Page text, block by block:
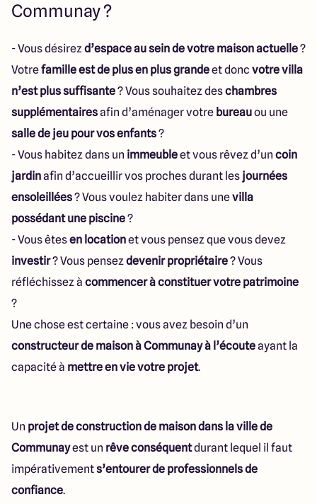
Communay ?
- Vous désirezd’espace au sein de votre maison actuelle?
Votrefamille est de plus en plus grandeet donc votre villa
n’est plus suffisante? Vous souhaitez deschambres
supplémentairesafin d’aménager votre bureauou une
salle de jeu pour vos enfants?
- Vous habitez dans un immeubleet vous rêvez d’un coin
jardinafin d’accueillir vos proches durant les journées
ensoleillées? Vous voulez habiter dans unevilla
possédant une piscine?
- Vous êtesen locationet vous pensez que vous devez
investir? Vous pensezdevenir propriétaire? Vous
réfléchissez à commencer à constituer votre patrimoine
?
Une chose est certaine : vous avez besoin d’un
constructeur de maison à Communay à l’écouteayant la
capacité à mettre en vie votre projet.
Un projet de construction de maison dans la ville de
Communayest un rêve conséquentdurant lequel il faut
impérativements’entourer de professionnels de
confiance.